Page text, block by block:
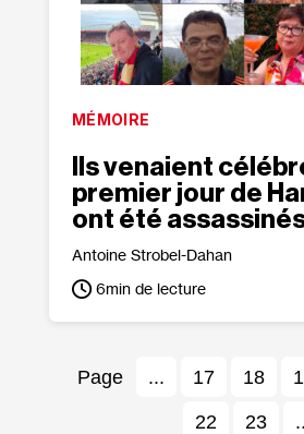
MÉMOIRE
Ils venaient
premier jour de
ont été
Antoine Strobel-Dahan
6min de lecture
... 17 18
22 23